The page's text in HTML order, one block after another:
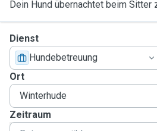
Dein Hund übernachtet beim Sitter
Dienst
Hundebetreuung
Ort
Zeitraum